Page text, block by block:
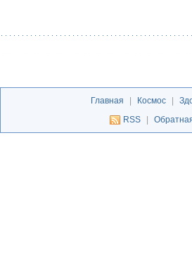
Главная | Космос |
RSS
|